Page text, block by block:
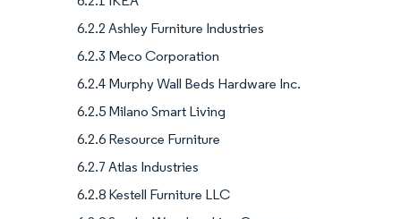
6.2.2 Ashley Furniture Industries
6.2.3 Meco Corporation
6.2.4 Murphy Wall Beds Hardware Inc.
6.2.5 Milano Smart Living
6.2.6 Resource Furniture
6.2.7 Atlas Industries
6.2.8 Kestell Furniture LLC